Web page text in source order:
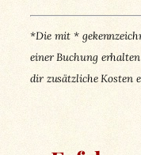
*Die mit *
einer Buchung
dir zusätzliche Kosten